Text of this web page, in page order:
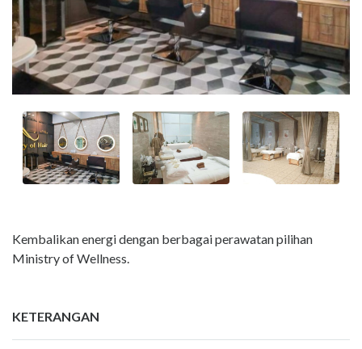
Kembalikan energi dengan berbagai perawatan pilihan
Ministry of Wellness.
KETERANGAN